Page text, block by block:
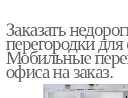
Заказать
перегородки
Мобильные
офиса на заказ.